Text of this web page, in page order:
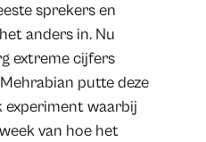
sprekers en
anders in. Nu
extreme cijfers
putte deze
experiment waarbij
van hoe het